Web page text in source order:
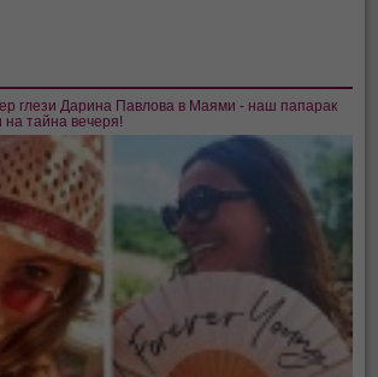
глези Дарина Павлова в Маями - наш папарак
тайна вечеря!